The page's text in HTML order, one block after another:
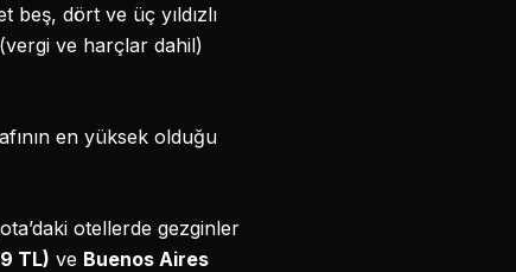
dört ve üç yıldızlı
ve harçlar dahil)
en yüksek olduğu
otellerde gezginler
TL) ve Buenos Aires